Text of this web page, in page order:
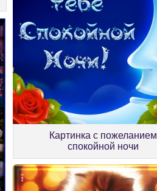
Картинка с пожеланием
спокойной ночи